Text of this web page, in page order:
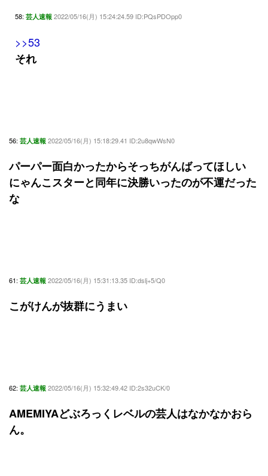
58: 芸人速報 2022/05/16(月) 15:24:24.59 ID:PQsPDOpp0
>>53
それ
56: 芸人速報 2022/05/16(月) 15:18:29.41 ID:2u8qwWsN0
パーパー面白かったからそっちがんばってほしい
にゃんこスターと同年に決勝いったのが不運だった
な
61: 芸人速報 2022/05/16(月) 15:31:13.35 ID:dslj+5/Q0
こがけんが抜群にうまい
62: 芸人速報 2022/05/16(月) 15:32:49.42 ID:2s32uCK/0
AMEMIYAどぶろっくレベルの芸人はなかなかおら
ん。